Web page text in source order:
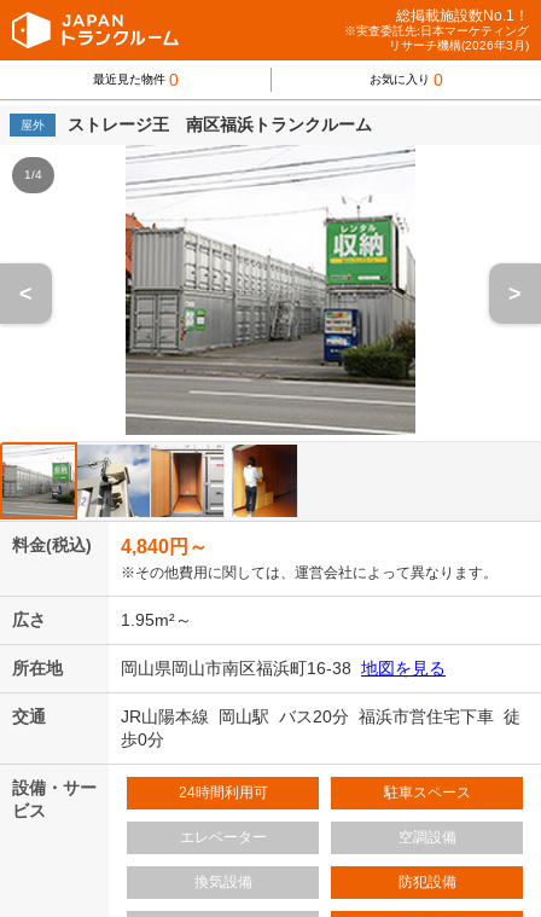
総掲載施設数No.1！
※実査委託先:日本マーケティング
リサーチ機構(2026年3月)
最近見た物件 0 お気に入り 0
屋外 ストレージ王 南区福浜トランクルーム
1/4
< >
料金(税込) 4,840円～
※その他費用に関しては、運営会社によって異なります。
広さ 1.95m²～
所在地 岡山県岡山市南区福浜町16-38 地図を見る
交通
JR山陽本線 岡山駅 バス20分 福浜市営住宅下車 徒
歩0分
設備・サー
ビス
24時間利用可 駐車スペース
エレベーター 空調設備
換気設備 防犯設備